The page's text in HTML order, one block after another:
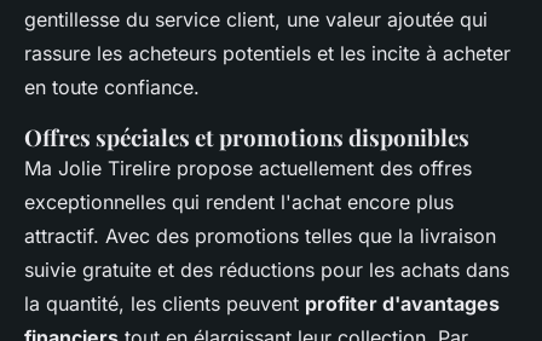
gentillesse du service client, une valeur ajoutée qui
rassure les acheteurs potentiels et les incite à acheter
en toute confiance.
Offres spéciales et promotions disponibles
Ma Jolie Tirelire propose actuellement des offres
exceptionnelles qui rendent l'achat encore plus
attractif. Avec des promotions telles que la livraison
suivie gratuite et des réductions pour les achats dans
la quantité, les clients peuvent profiter d'avantages